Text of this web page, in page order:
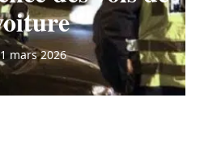
mars 2026